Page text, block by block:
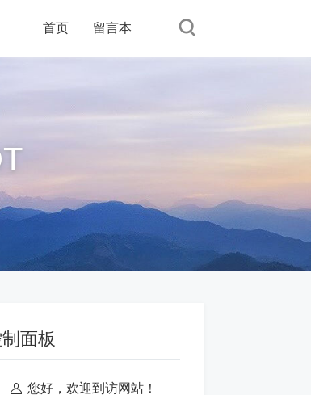
首页 留言本
面板
您好，欢迎到访网站！